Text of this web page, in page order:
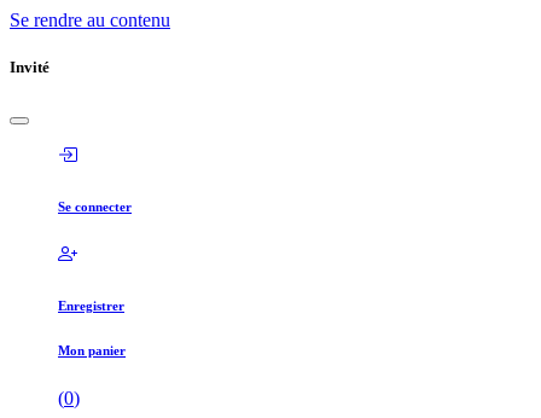
Se rendre au contenu
Invité
Se connecter
Enregistrer
Mon panier
(0)